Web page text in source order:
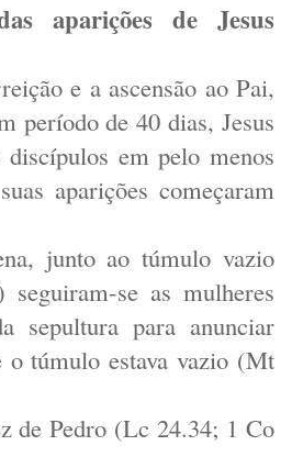
aparições de Jesus
e a ascensão ao Pai,
período de 40 dias, Jesus
discípulos em pelo menos
aparições começaram
junto ao túmulo vazio
se as mulheres
sepultura para anunciar
o túmulo estava vazio (Mt
de Pedro (Lc 24.34; 1 Co